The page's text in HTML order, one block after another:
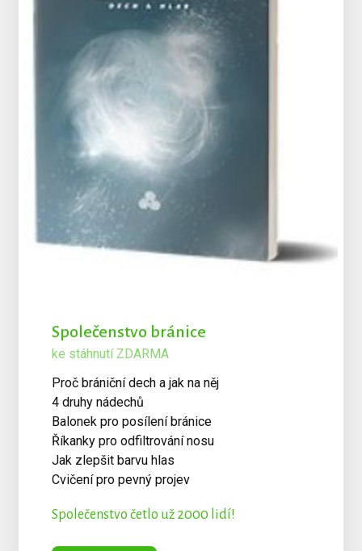
Společenstvo bránice
ke stáhnutí ZDARMA
Proč brániční dech a jak na něj
4 druhy nádechů
Balonek pro posílení bránice
Říkanky pro odfiltrování nosu
Jak zlepšit barvu hlas
Cvičení pro pevný projev
Společenstvo četlo už 2000 lidí!